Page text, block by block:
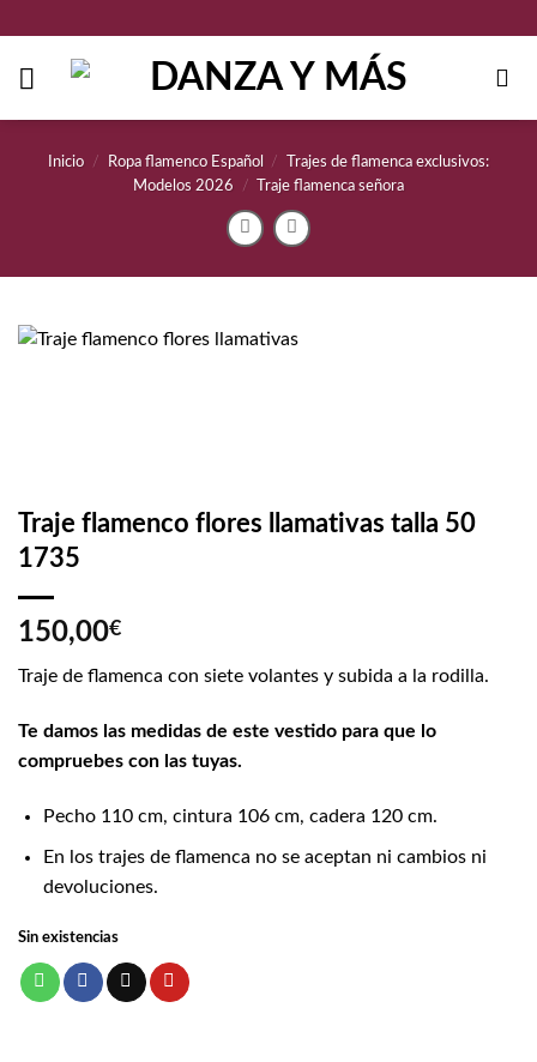
contenido
Inicio / Ropa flamenco Español /
Trajes de flamenca exclusivos:
Modelos 2026
/ Traje flamenca señora
Traje flamenco flores llamativas talla 50
1735
150,00€
Traje de flamenca con siete volantes y subida a la rodilla.
Te damos las medidas de este vestido para que lo
compruebes con las tuyas.
Pecho 110 cm, cintura 106 cm, cadera 120 cm.
En los trajes de flamenca no se aceptan ni cambios ni
devoluciones.
Sin existencias